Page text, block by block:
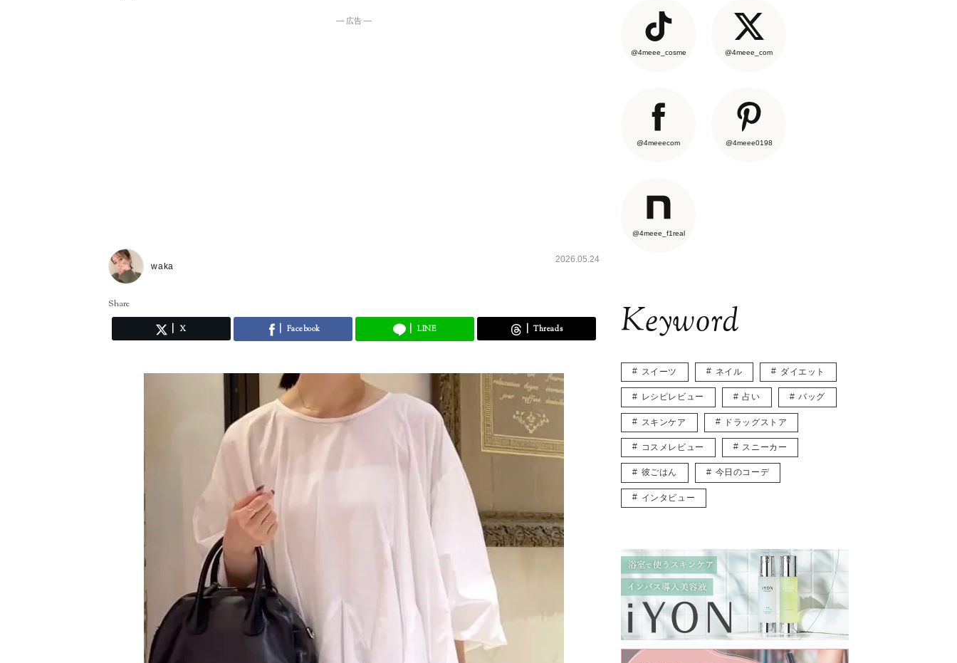
― 広告 ―
waka
2026.05.24
Share
X Facebook LINE Threads
@4meee_cosme @4meee_com
@4meeecom @4meee0198
@4meee_f1real
Keyword
スイーツ ネイル ダイエット
レシピレビュー 占い バッグ
スキンケア ドラッグストア
コスメレビュー スニーカー
彼ごはん 今日のコーデ
インタビュー